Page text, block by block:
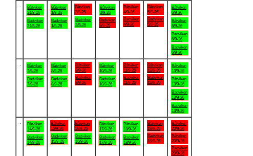
Båtviken
31/8-26
Badviken
31/8-26
Båtviken
1/9-26
Badviken
1/9-26
Båtviken
2/9-26
Badviken
2/9-26
Båtviken
3/9-26
Badviken
3/9-26
Båtviken
4/9-26
Badviken
4/9-26
Båtviken
5/9-26
Badviken
5/9-26
Båtviken
6/9-26
Båtviken
6/9-26
Badviken
6/9-26
Badviken
6/9-26
Båtviken
7/9-26
Badviken
7/9-26
Båtviken
8/9-26
Badviken
8/9-26
Båtviken
9/9-26
Badviken
9/9-26
Båtviken
10/9-26
Badviken
10/9-26
Båtviken
11/9-26
Badviken
11/9-26
Båtviken
12/9-26
Badviken
12/9-26
Båtviken
13/9-26
Båtviken
13/9-26
Badviken
13/9-26
Badviken
13/9-26
Båtviken
14/9-26
Badviken
14/9-26
Båtviken
15/9-26
Badviken
15/9-26
Båtviken
16/9-26
Badviken
16/9-26
Båtviken
17/9-26
Badviken
17/9-26
Båtviken
18/9-26
Badviken
18/9-26
Båtviken
19/9-26
Badviken
19/9-26
Båtviken
20/9-26
Båtviken
20/9-26
Badviken
20/9-26